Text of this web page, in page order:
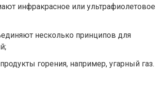
инфракрасное или ультрафиолетовое
несколько принципов для
горения, например, угарный газ.